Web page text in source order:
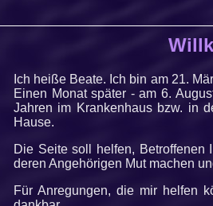
Ich heiße Beate. Ich bin am 21.
Einen Monat später - am 6.
Jahren im Krankenhaus bzw. in
Hause.
Die Seite soll helfen, Betroffenen
deren Angehörigen Mut machen
Für Anregungen, die mir helfen